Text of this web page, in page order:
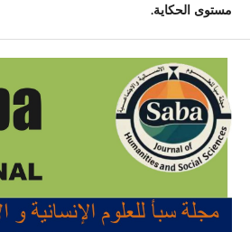
مستوى الحكاية.